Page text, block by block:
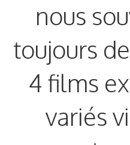
nous
toujours
4 films
variés